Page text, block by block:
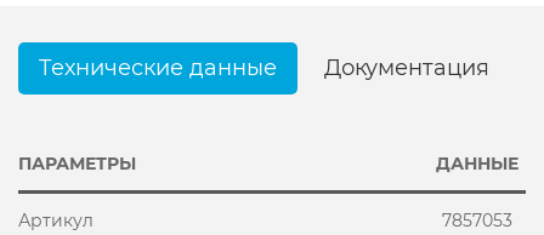
Технические данные Документация
ПАРАМЕТРЫ ДАННЫЕ
Артикул 7857053